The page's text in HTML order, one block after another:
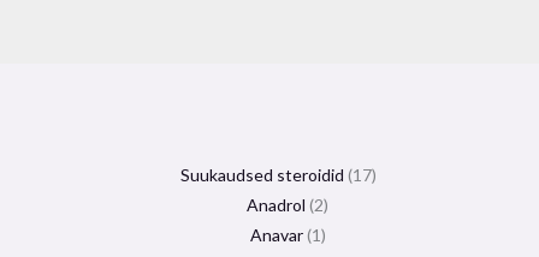
Suukaudsed steroidid 17
Anadrol 2
Anavar 1